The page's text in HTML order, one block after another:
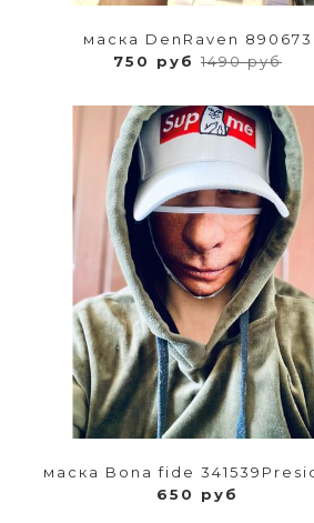
маска DenRaven 890673
750 руб 1490 руб
маска Bona fide
650 руб